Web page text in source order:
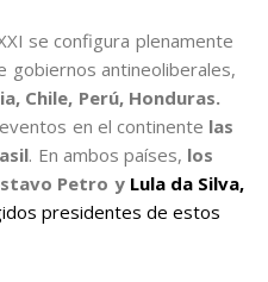
se configura plenamente
gobiernos antineoliberales,
Chile, Perú, Honduras.
en el continente las
. En ambos países, los
Petro y Lula da Silva,
presidentes de estos